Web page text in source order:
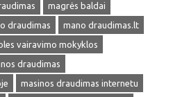
magrės baldai
draudimas
mano draudimas.lt
vairavimo mokyklos
draudimas
masinos draudimas internetu